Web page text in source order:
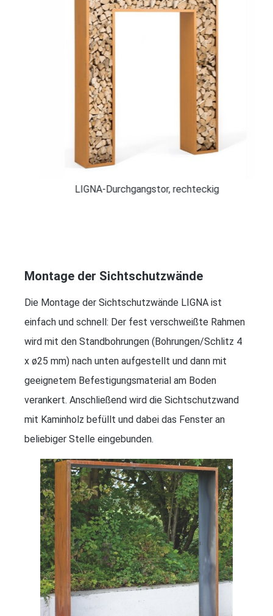
LIGNA-Durchgangstor, rechteckig
Montage der Sichtschutzwände
Die Montage der Sichtschutzwände LIGNA ist
einfach und schnell: Der fest verschweißte Rahmen
wird mit den Standbohrungen (Bohrungen/Schlitz 4
x ø25 mm) nach unten aufgestellt und dann mit
geeignetem Befestigungsmaterial am Boden
verankert. Anschließend wird die Sichtschutzwand
mit Kaminholz befüllt und dabei das Fenster an
beliebiger Stelle eingebunden.